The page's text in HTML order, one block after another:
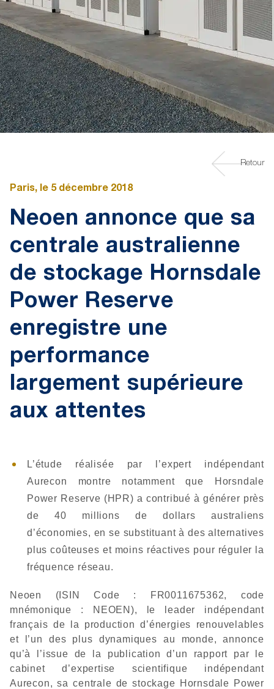
Retour
Paris, le 5 décembre 2018
Neoen annonce que sa
centrale australienne
de stockage Hornsdale
Power Reserve
enregistre une
performance
largement supérieure
aux attentes
L’étude réalisée par l’expert indépendant
Aurecon montre notamment que Horsndale
Power Reserve (HPR) a contribué à générer près
de 40 millions de dollars australiens
d’économies, en se substituant à des alternatives
plus coûteuses et moins réactives pour réguler la
fréquence réseau.
Neoen (ISIN Code : FR0011675362, code
mnémonique : NEOEN), le leader indépendant
français de la production d’énergies renouvelables
et l’un des plus dynamiques au monde, annonce
qu’à l’issue de la publication d’un rapport par le
cabinet d’expertise scientifique indépendant
Aurecon, sa centrale de stockage Hornsdale Power